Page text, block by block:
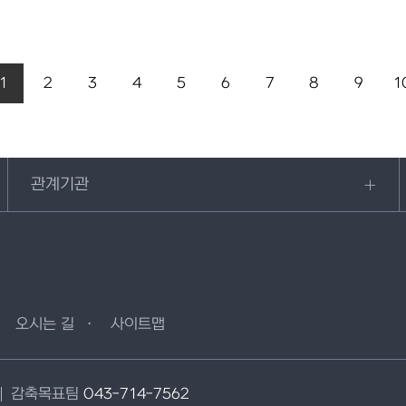
1 2 3 4 5 6 7 8 9
관계기관
오시는 길 사이트맵
감축목표팀 043-714-7562